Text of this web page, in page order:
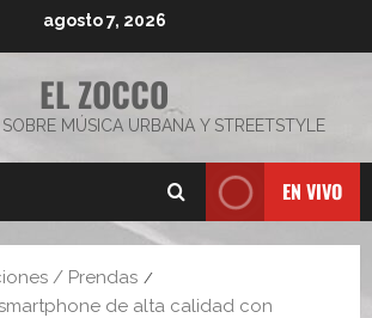
agosto 7, 2026
EL ZOCCO
MÚSICA URBANA Y STREETSTYLE
EN VIVO
/ Prendas
de alta calidad con